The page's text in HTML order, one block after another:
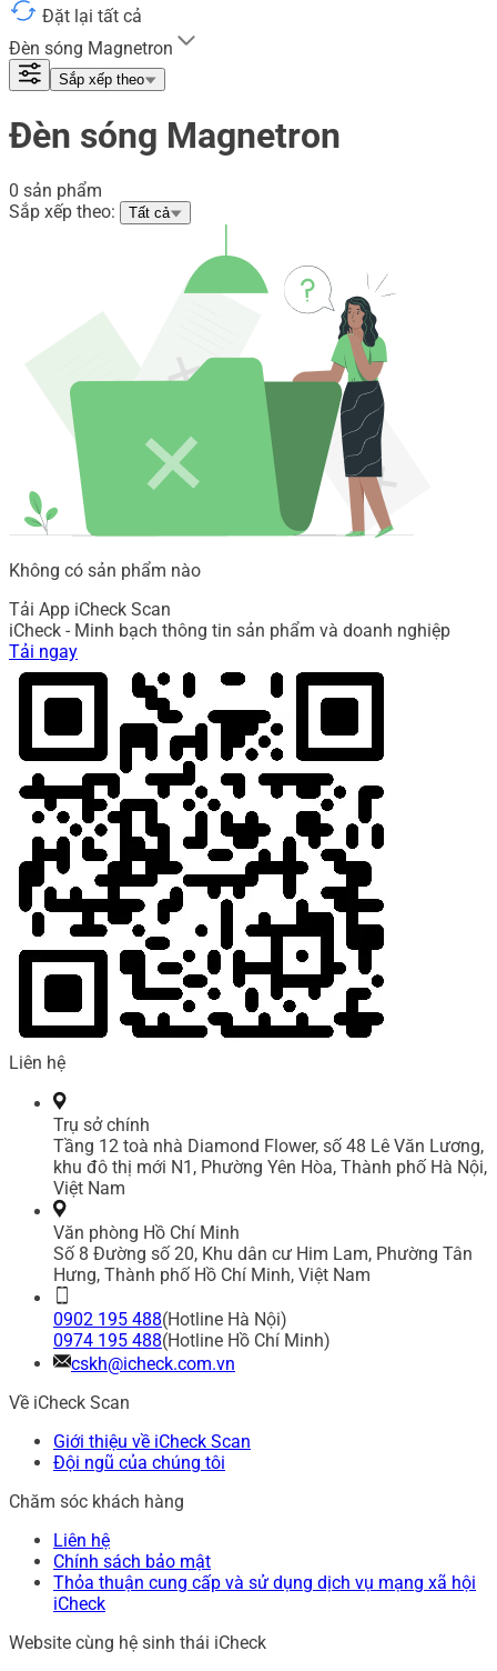
Đặt lại tất cả
Đèn sóng Magnetron
Sắp xếp theo
Đèn sóng Magnetron
0 sản phẩm
Sắp xếp theo:
Tất cả
Không có sản phẩm nào
Tải App iCheck Scan
iCheck - Minh bạch thông tin sản phẩm và doanh nghiệp
Tải ngay
Liên hệ
Trụ sở chính
Tầng 12 toà nhà Diamond Flower, số 48 Lê Văn Lương,
khu đô thị mới N1, Phường Yên Hòa, Thành phố Hà Nội,
Việt Nam
Văn phòng Hồ Chí Minh
Số 8 Đường số 20, Khu dân cư Him Lam, Phường Tân
Hưng, Thành phố Hồ Chí Minh, Việt Nam
0902 195 488(Hotline Hà Nội)
0974 195 488(Hotline Hồ Chí Minh)
cskh@icheck.com.vn
Về iCheck Scan
Giới thiệu về iCheck Scan
Đội ngũ của chúng tôi
Chăm sóc khách hàng
Liên hệ
Chính sách bảo mật
Thỏa thuận cung cấp và sử dụng dịch vụ mạng xã hội
iCheck
Website cùng hệ sinh thái iCheck